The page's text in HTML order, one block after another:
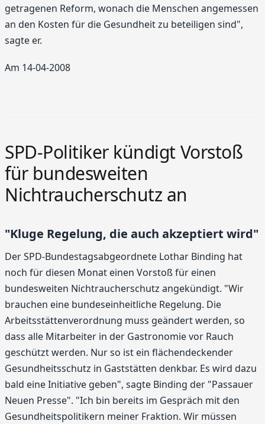
getragenen Reform, wonach die Menschen angemessen
an den Kosten für die Gesundheit zu beteiligen sind",
sagte er.
Am 14-04-2008
SPD-Politiker kündigt Vorstoß
für bundesweiten
Nichtraucherschutz an
"Kluge Regelung, die auch akzeptiert wird"
Der SPD-Bundestagsabgeordnete Lothar Binding hat
noch für diesen Monat einen Vorstoß für einen
bundesweiten Nichtraucherschutz angekündigt. "Wir
brauchen eine bundeseinheitliche Regelung. Die
Arbeitsstättenverordnung muss geändert werden, so
dass alle Mitarbeiter in der Gastronomie vor Rauch
geschützt werden. Nur so ist ein flächendeckender
Gesundheitsschutz in Gaststätten denkbar. Es wird dazu
bald eine Initiative geben", sagte Binding der "Passauer
Neuen Presse". "Ich bin bereits im Gespräch mit den
Gesundheitspolitikern meiner Fraktion. Wir müssen